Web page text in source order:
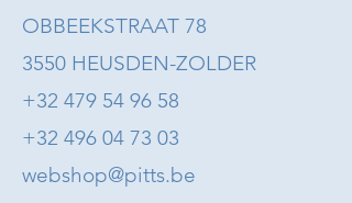
OBBEEKSTRAAT 78
3550 HEUSDEN-ZOLDER
+32 479 54 96 58
+32 496 04 73 03
webshop@pitts.be